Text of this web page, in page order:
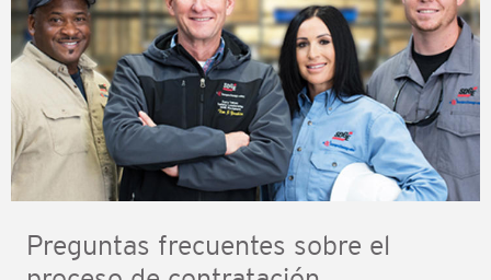
Preguntas frecuentes sobre el